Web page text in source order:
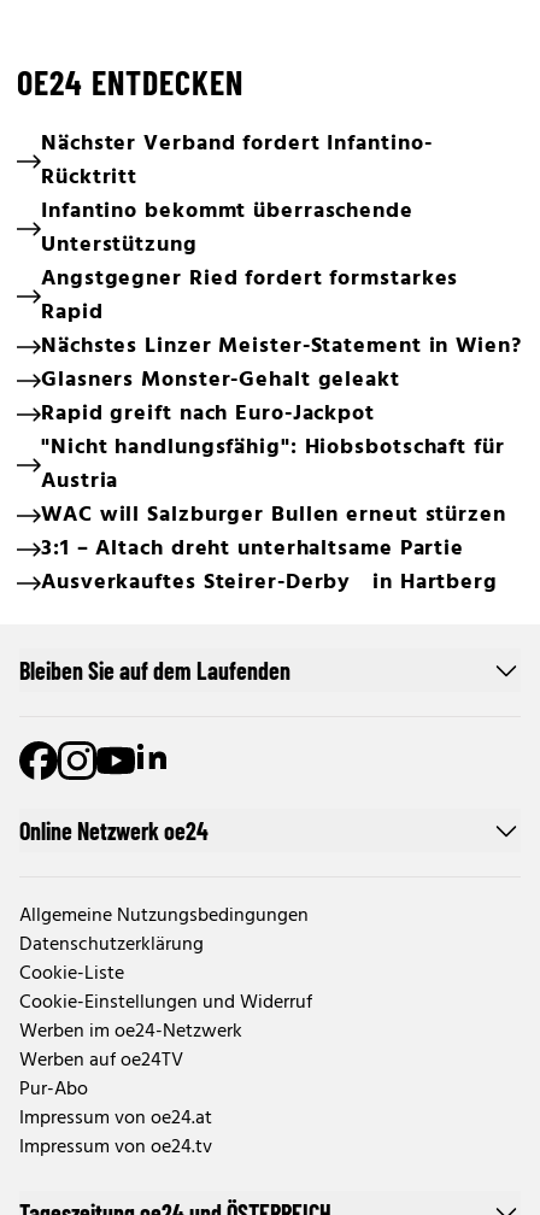
OE24 ENTDECKEN
Nächster Verband fordert Infantino-
Rücktritt
Infantino bekommt überraschende
Unterstützung
Angstgegner Ried fordert formstarkes
Rapid
Nächstes Linzer Meister-Statement in Wien?
Glasners Monster-Gehalt geleakt
Rapid greift nach Euro-Jackpot
"Nicht handlungsfähig": Hiobsbotschaft für
Austria
WAC will Salzburger Bullen erneut stürzen
3:1 – Altach dreht unterhaltsame Partie
Ausverkauftes Steirer-Derby in Hartberg
Online Netzwerk oe24
Allgemeine Nutzungsbedingungen
Datenschutzerklärung
Cookie-Liste
Cookie-Einstellungen und Widerruf
Werben im oe24-Netzwerk
Werben auf oe24TV
Pur-Abo
Impressum von oe24.at
Impressum von oe24.tv
Bleiben Sie auf dem Laufenden